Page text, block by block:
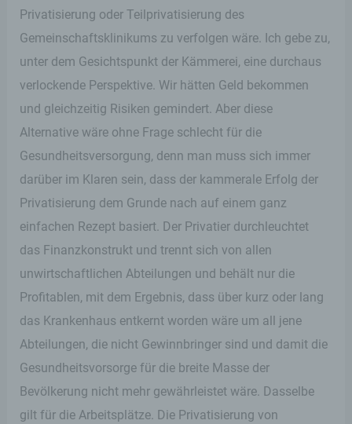
Privatisierung oder Teilprivatisierung des
Gemeinschaftsklinikums zu verfolgen wäre. Ich gebe zu,
unter dem Gesichtspunkt der Kämmerei, eine durchaus
verlockende Perspektive. Wir hätten Geld bekommen
und gleichzeitig Risiken gemindert. Aber diese
Alternative wäre ohne Frage schlecht für die
Gesundheitsversorgung, denn man muss sich immer
darüber im Klaren sein, dass der kammerale Erfolg der
Privatisierung dem Grunde nach auf einem ganz
einfachen Rezept basiert. Der Privatier durchleuchtet
das Finanzkonstrukt und trennt sich von allen
unwirtschaftlichen Abteilungen und behält nur die
Profitablen, mit dem Ergebnis, dass über kurz oder lang
das Krankenhaus entkernt worden wäre um all jene
Abteilungen, die nicht Gewinnbringer sind und damit die
Gesundheitsvorsorge für die breite Masse der
Bevölkerung nicht mehr gewährleistet wäre. Dasselbe
gilt für die Arbeitsplätze. Die Privatisierung von